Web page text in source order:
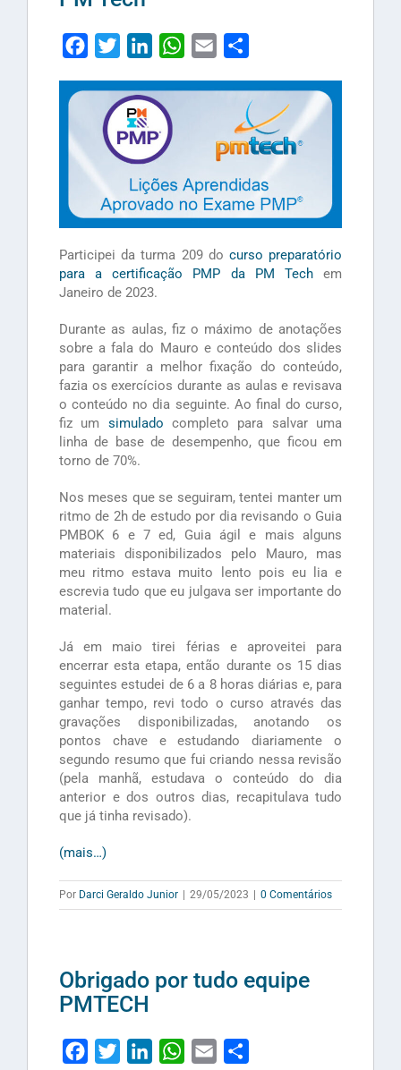
FacebookTwitterLinkedInWhatsApp
Email
Participei da turma 209 do curso preparatório
para a certificação PMP da PM Techem
Janeiro de 2023.
Durante as aulas, fiz o máximo de anotações
sobre a fala do Mauro e conteúdo dos slides
para garantir a melhor fixação do conteúdo,
fazia os exercícios durante as aulas e revisava
o conteúdo no dia seguinte. Ao final do curso,
fiz um simulado completo para salvar uma
linha de base de desempenho, que ficou em
torno de 70%.
Nos meses que se seguiram, tentei manter um
ritmo de 2h de estudo por dia revisando o Guia
PMBOK 6 e 7 ed, Guia ágil e mais alguns
materiais disponibilizados pelo Mauro, mas
meu ritmo estava muito lento pois eu lia e
escrevia tudo que eu julgava ser importante do
material.
Já em maio tirei férias e aproveitei para
encerrar esta etapa, então durante os 15 dias
seguintes estudei de 6 a 8 horas diárias e, para
ganhar tempo, revi todo o curso através das
gravações disponibilizadas, anotando os
pontos chave e estudando diariamente o
segundo resumo que fui criando nessa revisão
(pela manhã, estudava o conteúdo do dia
anterior e dos outros dias, recapitulava tudo
que já tinha revisado).
(mais…)
Por Darci Geraldo Junior 29/05/2023 0 Comentários
Obrigado por tudo equipe
PMTECH
FacebookTwitterLinkedInWhatsApp
Email